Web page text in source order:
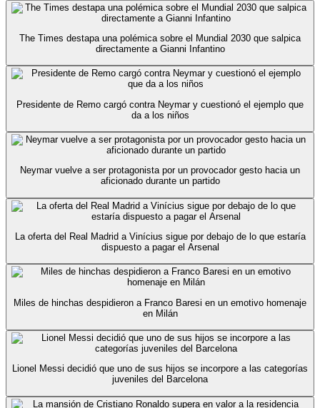
The Times destapa una polémica sobre el Mundial 2030 que salpica
directamente a Gianni Infantino
Presidente de Remo cargó contra Neymar y cuestionó el ejemplo que
da a los niños
Neymar vuelve a ser protagonista por un provocador gesto hacia un
aficionado durante un partido
La oferta del Real Madrid a Vinícius sigue por debajo de lo que estaría
dispuesto a pagar el Arsenal
Miles de hinchas despidieron a Franco Baresi en un emotivo homenaje
en Milán
Lionel Messi decidió que uno de sus hijos se incorpore a las categorías
juveniles del Barcelona